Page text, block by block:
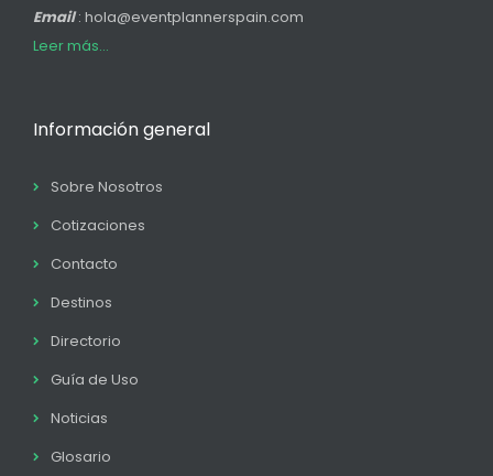
Email: hola@eventplannerspain.com
Leer más...
Información general
Sobre Nosotros
Cotizaciones
Contacto
Destinos
Directorio
Guía de Uso
Noticias
Glosario